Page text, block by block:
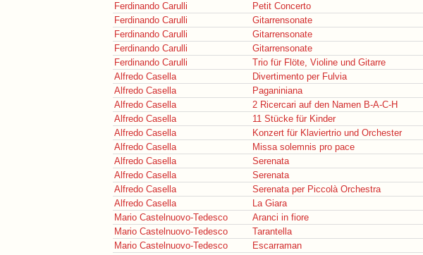
Ferdinando Carulli
Petit Concerto
Ferdinando Carulli
Gitarrensonate
Ferdinando Carulli
Gitarrensonate
Ferdinando Carulli
Gitarrensonate
Ferdinando Carulli
Trio für Flöte, Violine und Gitarre
Alfredo Casella
Divertimento per Fulvia
Alfredo Casella
Paganiniana
Alfredo Casella
2 Ricercari auf den Namen B-A-C-H
Alfredo Casella
11 Stücke für Kinder
Alfredo Casella
Konzert für Klaviertrio und Orchester
Alfredo Casella
Missa solemnis pro pace
Alfredo Casella
Serenata
Alfredo Casella
Serenata
Alfredo Casella
Serenata per Piccolà Orchestra
Alfredo Casella
La Giara
Mario Castelnuovo-Tedesco
Aranci in fiore
Mario Castelnuovo-Tedesco
Tarantella
Mario Castelnuovo-Tedesco
Escarraman